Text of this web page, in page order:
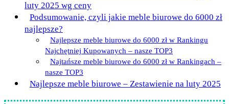
luty 2025 wg ceny
Podsumowanie, czyli jakie meble biurowe do 6000 zł
najlepsze?
Najlepsze meble biurowe do 6000 zł w Rankingu
Najchętniej Kupowanych – nasze TOP3
Najtańsze meble biurowe do 6000 zł w Rankingach –
nasze TOP3
Najlepsze meble biurowe – Zestawienie na luty 2025